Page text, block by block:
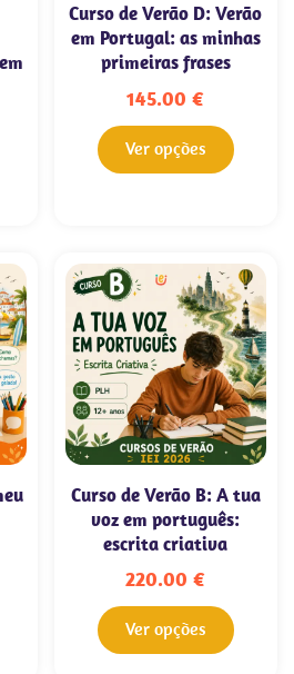
Curso de Verão D: Verão
em Portugal: as minhas
primeiras frases
145.00€
Ver opções
Curso de Verão B: A tua
voz em português:
escrita criativa
220.00€
Ver opções